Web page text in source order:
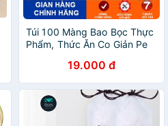
Túi 100 Màng Bao Bọc Thực
Phẩm, Thức Ăn Co Giản Pe
Thương. Có thể tái sử dụng
19.000 đ